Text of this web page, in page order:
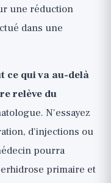
une réduction
dans une
ce qui va au-delà
relève du
N'essayez
d'injections ou
pourra
primaire et